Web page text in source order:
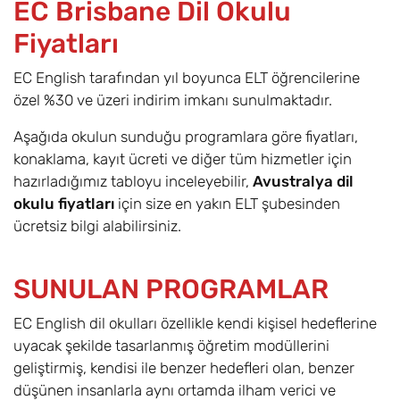
EC Brisbane Dil Okulu
Fiyatları
EC English tarafından yıl boyunca ELT öğrencilerine
özel %30 ve üzeri indirim imkanı sunulmaktadır.
Aşağıda okulun sunduğu programlara göre fiyatları,
konaklama, kayıt ücreti ve diğer tüm hizmetler için
hazırladığımız tabloyu inceleyebilir, Avustralya dil
okulu fiyatları için size en yakın ELT şubesinden
ücretsiz bilgi alabilirsiniz.
SUNULAN PROGRAMLAR
EC English dil okulları özellikle kendi kişisel hedeflerine
uyacak şekilde tasarlanmış öğretim modüllerini
geliştirmiş, kendisi ile benzer hedefleri olan, benzer
düşünen insanlarla aynı ortamda ilham verici ve